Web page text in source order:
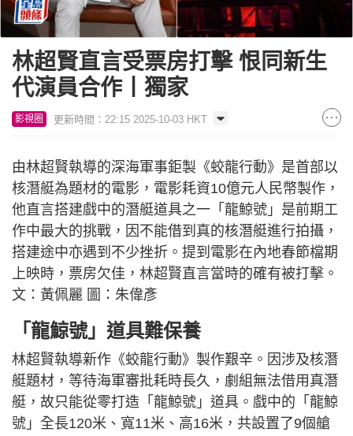
林超賢直言受票房打擊 恨同新生
代演員合作丨獨家
影視圈 更新時間：22:15 2025-10-03 HKT
由林超賢執導的深海軍事鉅製《蛟龍行動》是首部以
核潛艇為題材的電影，電影耗資10億元人民幣製作，
他直言搭建戲中的潛艇道具之一「龍鯨號」是前期工
作中最大的挑戰，因不能借到真的核潛艇進行拍攝，
搭建途中亦遇到不少挫折。提到電影在內地春節檔期
上映時，票房欠佳，林超賢直言當時的確有被打擊。
文：黃佩麗 圖：朱偉彥
「龍鯨號」道具難保養
林超賢執導新作《蛟龍行動》製作艱辛。因涉及核潛
艇題材，等待海軍審批耗時長久，劇組無法借用真潛
艇，故只能從零打造「龍鯨號」道具。戲中的「龍鯨
號」全長120米、寬11米、高16米，共設置了9個艙